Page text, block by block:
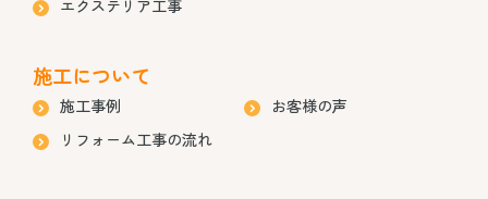
エクステリア工事
施工について
施工事例
お客様の声
リフォーム工事の流れ